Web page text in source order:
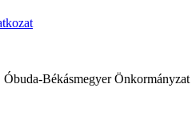
Békásmegyer Önkormányzat